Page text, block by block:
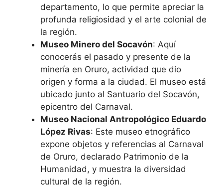
departamento, lo que permite apreciar la
profunda religiosidad y el arte colonial de
la región.
Museo Minero del Socavón: Aquí
conocerás el pasado y presente de la
minería en Oruro, actividad que dio
origen y forma a la ciudad. El museo está
ubicado junto al Santuario del Socavón,
epicentro del Carnaval.
Museo Nacional Antropológico Eduardo
López Rivas: Este museo etnográfico
expone objetos y referencias al Carnaval
de Oruro, declarado Patrimonio de la
Humanidad, y muestra la diversidad
cultural de la región.